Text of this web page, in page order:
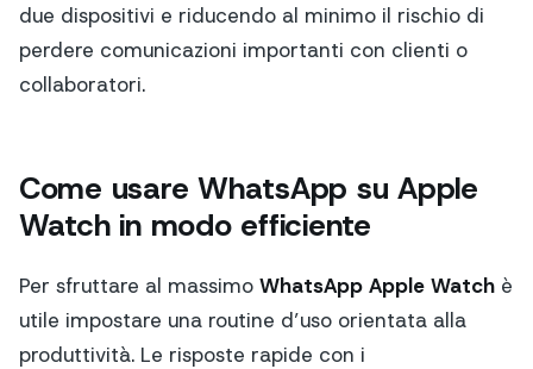
due dispositivi e riducendo al minimo il rischio di
perdere comunicazioni importanti con clienti o
collaboratori.
Come usare WhatsApp su Apple
Watch in modo efficiente
Per sfruttare al massimo WhatsApp Apple Watch è
utile impostare una routine d’uso orientata alla
produttività. Le risposte rapide con i